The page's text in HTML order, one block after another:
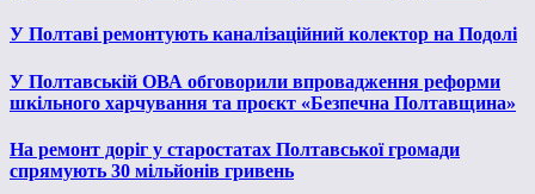
У Полтаві ремонтують каналізаційний колектор на Подолі
У Полтавській ОВА обговорили впровадження реформи
шкільного харчування та проєкт «Безпечна Полтавщина»
На ремонт доріг у старостатах Полтавської громади
спрямують 30 мільйонів гривень